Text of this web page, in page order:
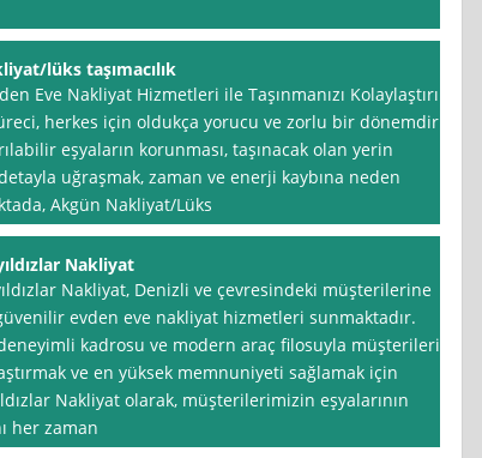
lüks taşımacılık
Eve Nakliyat Hizmetleri ile Taşınmanızı Kolaylaştırın
herkes için oldukça yorucu ve zorlu bir dönemdir.
eşyaların korunması, taşınacak olan yerin
uğraşmak, zaman ve enerji kaybına neden
Akgün Nakliyat/Lüks
Nakliyat
Nakliyat, Denizli ve çevresindeki müşterilerine
evden eve nakliyat hizmetleri sunmaktadır.
kadrosu ve modern araç filosuyla müşterilerin
ve en yüksek memnuniyeti sağlamak için
Nakliyat olarak, müşterilerimizin eşyalarının
her zaman